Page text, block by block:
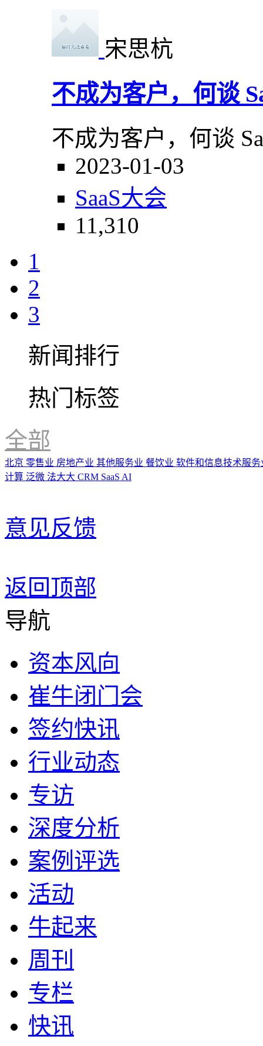
宋思杭
不成为客户，何谈
不成为客户，何谈
2023-01-03
SaaS大会
11,310
1
2
3
新闻排行
热门标签
全部
北京 零售业 房地产业 其他服务业 餐饮业 软件和信息技术服
计算 泛微 法大大 CRM SaaS AI
意见反馈
返回顶部
导航
资本风向
崔牛闭门会
签约快讯
行业动态
专访
深度分析
案例评选
活动
牛起来
周刊
专栏
快讯